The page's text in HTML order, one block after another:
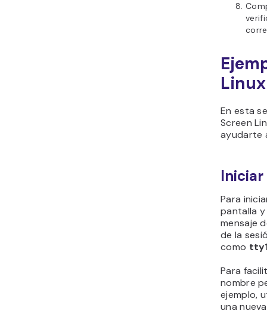
Linux
En esta
Screen
ayudarte
Iniciar
Para
pantalla
mensaje
de la
como
Para
nombre
ejemplo,
una